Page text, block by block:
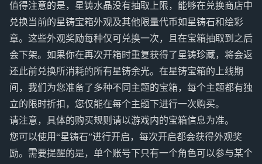
值得注意的是，星铸水晶没有抽取上限，能够在兑换商店中
兑换当前的星铸宝箱外观及其他限量代币如星铸石和绘彩
章。这些外观奖励每种仅可兑换一次，且在宝箱抽取到之后
会下架。如果你在再次开箱时重复获得了星铸珍藏，将会返
还此前兑换所消耗的所有星铸余光。在星铸宝箱的上线期
间，我们为您准备了多种不同主题的宝箱，每个主题都有独
立的限时折扣，您仅能在每个主题下进行一次购买。
请注意，具体的购买规则请以游戏内的宝箱信息为准。
您可以使用“星铸石”进行开启，每次开启都会获得外观奖
励。需要提醒的是，单个账号下只有一个角色可以参与某个